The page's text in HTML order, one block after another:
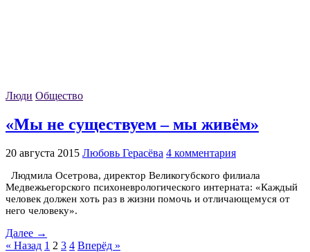
Люди Общество
«Мы не существуем – мы живём»
20 августа 2015 Любовь Герасёва 4 комментария
Людмила Осетрова, директор Великогубского филиала
Медвежьегорского психоневрологического интерната: «Каждый
человек должен хоть раз в жизни помочь и отличающемуся от
него человеку».
Далее →
« Назад 1 2 3 4 Вперёд »